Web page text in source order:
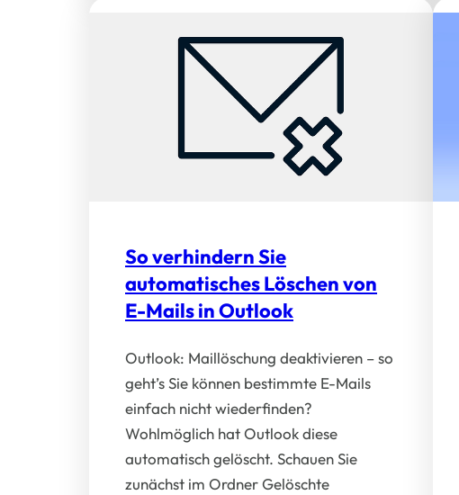
So verhindern Sie
automatisches Löschen von
E-Mails in Outlook
Outlook: Maillöschung deaktivieren – so
geht’s Sie können bestimmte E-Mails
einfach nicht wiederfinden?
Wohlmöglich hat Outlook diese
automatisch gelöscht. Schauen Sie
zunächst im Ordner Gelöschte